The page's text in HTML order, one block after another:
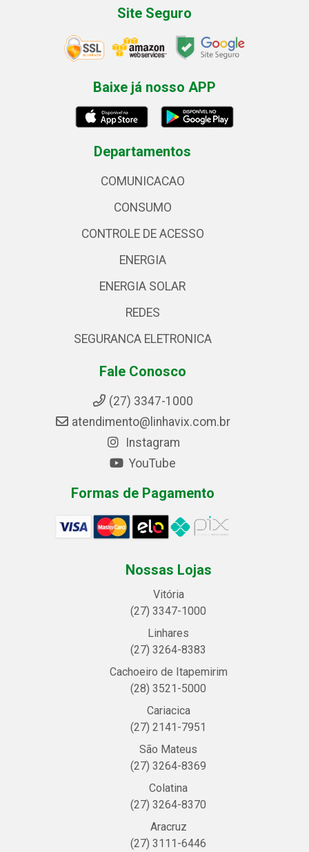
Site Seguro
Baixe já nosso APP
Departamentos
COMUNICACAO
CONSUMO
CONTROLE DE ACESSO
ENERGIA
ENERGIA SOLAR
REDES
SEGURANCA ELETRONICA
Fale Conosco
(27) 3347-1000
atendimento@linhavix.com.br
Instagram
YouTube
Formas de Pagamento
Nossas Lojas
Vitória
(27) 3347-1000
Linhares
(27) 3264-8383
Cachoeiro de Itapemirim
(28) 3521-5000
Cariacica
(27) 2141-7951
São Mateus
(27) 3264-8369
Colatina
(27) 3264-8370
Aracruz
(27) 3111-6446